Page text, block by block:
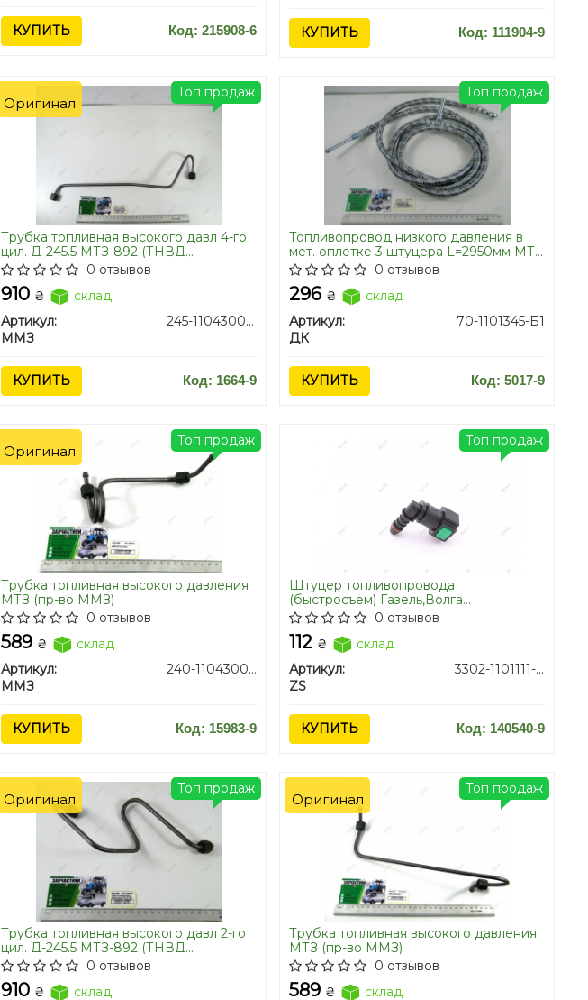
КУПИТЬ Код: 215908-6 КУПИТЬ Код: 111904-9
Трубка топливная высокого давл 4-го
цил. Д-245.5 МТЗ-892 (ТНВД
МОТОRPAL) (пр-во ММЗ)
0 отзывов
910 ₴
склад
Артикул:
245-1104300-Ж-03
ММЗ
КУПИТЬ Код: 1664-9
Топ продаж
Оригинал
Топливопровод низкого давления в
мет. оплетке 3 штуцера L=2950мм МТЗ
80, 82, 892 952 дв. Д240, 243, 245 <ДК>
0 отзывов
296 ₴
склад
Артикул:
70-1101345-Б1
ДК
КУПИТЬ Код: 5017-9
Топ продаж
Трубка топливная высокого давления
МТЗ (пр-во ММЗ)
0 отзывов
589 ₴
склад
Артикул:
240-1104300-02
ММЗ
КУПИТЬ Код: 15983-9
Топ продаж
Оригинал
Штуцер топливопровода
(быстросъем) Газель,Волга
дв.406,405,4216 угловой / 11180-
1104410-10
0 отзывов
112 ₴
склад
Артикул:
3302-1101111-01
ZS
КУПИТЬ Код: 140540-9
Топ продаж
Трубка топливная высокого давл 2-го
цил. Д-245.5 МТЗ-892 (ТНВД
МОТОRPAL) (пр-во ММЗ)
0 отзывов
910 ₴ склад
Топ продаж
Оригинал
Трубка топливная высокого давления
МТЗ (пр-во ММЗ)
0 отзывов
589 ₴ склад
Топ продаж
Оригинал